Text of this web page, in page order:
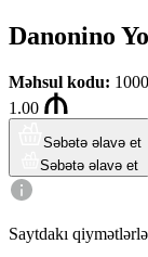
Danonino
Məhsul kodu:
1.00
Səbətə əlavə et
Səbətə əlavə et
Saytdakı